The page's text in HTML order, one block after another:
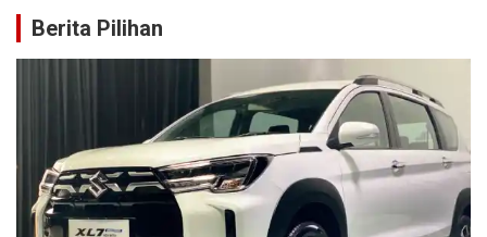
Berita Pilihan